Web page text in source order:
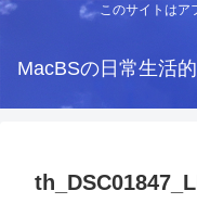
このサイトはア
MacBSの日常生活